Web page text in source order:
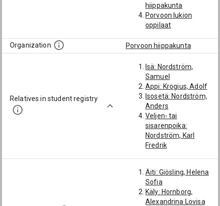
hiippakunta
Porvoon lukion
oppilaat
Organization Porvoon hiippakunta
Relatives in student registry
Isä: Nordström,
Samuel
Appi: Krogius, Adolf
Isosetä: Nordström,
Anders
Veljen- tai
sisarenpoika:
Nordström, Karl
Fredrik
Äiti: Giösling, Helena
Sofia
Käly: Hornborg,
Alexandrina Lovisa